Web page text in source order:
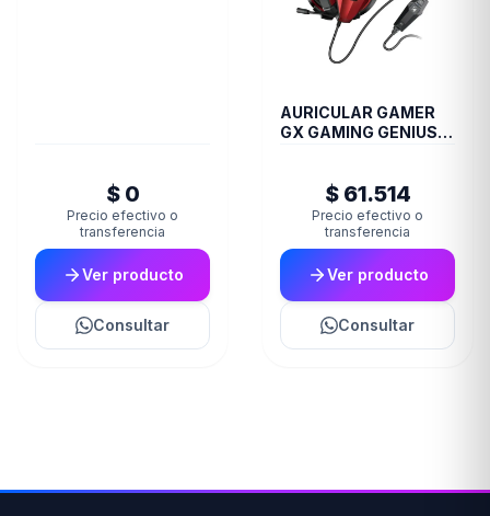
$ 0
Precio efectivo o
transferencia
Ver producto
Consultar
AURICULAR GAMER
GX GAMING GENIUS
$ 61.514
Precio efectivo o
transferencia
Ver producto
Consultar